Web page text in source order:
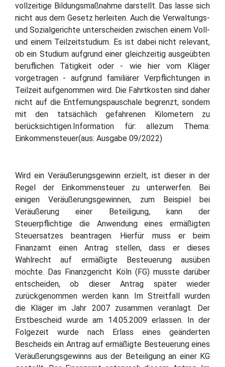
vollzeitige Bildungsmaßnahme darstellt. Das lasse sich
nicht aus dem Gesetz herleiten. Auch die Verwaltungs-
und Sozialgerichte unterscheiden zwischen einem Voll-
und einem Teilzeitstudium. Es ist dabei nicht relevant,
ob ein Studium aufgrund einer gleichzeitig ausgeübten
beruflichen Tätigkeit oder - wie hier vom Kläger
vorgetragen - aufgrund familiärer Verpflichtungen in
Teilzeit aufgenommen wird. Die Fahrtkosten sind daher
nicht auf die Entfernungspauschale begrenzt, sondern
mit den tatsächlich gefahrenen Kilometern zu
berücksichtigen.Information für: allezum Thema:
Einkommensteuer(aus: Ausgabe 09/2022)
Wird ein Veräußerungsgewinn erzielt, ist dieser in der
Regel der Einkommensteuer zu unterwerfen. Bei
einigen Veräußerungsgewinnen, zum Beispiel bei
Veräußerung einer Beteiligung, kann der
Steuerpflichtige die Anwendung eines ermäßigten
Steuersatzes beantragen. Hierfür muss er beim
Finanzamt einen Antrag stellen, dass er dieses
Wahlrecht auf ermäßigte Besteuerung ausüben
möchte. Das Finanzgericht Köln (FG) musste darüber
entscheiden, ob dieser Antrag später wieder
zurückgenommen werden kann. Im Streitfall wurden
die Kläger im Jahr 2007 zusammen veranlagt. Der
Erstbescheid wurde am 14.05.2009 erlassen. In der
Folgezeit wurde nach Erlass eines geänderten
Bescheids ein Antrag auf ermäßigte Besteuerung eines
Veräußerungsgewinns aus der Beteiligung an einer KG